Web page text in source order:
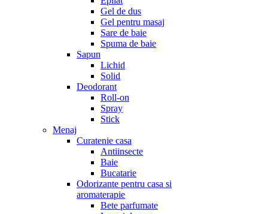
Gel de dus
Gel pentru masaj
Sare de baie
Spuma de baie
Sapun
Lichid
Solid
Deodorant
Roll-on
Spray
Stick
Menaj
Curatenie casa
Antiinsecte
Baie
Bucatarie
Odorizante pentru casa si
aromaterapie
Bete parfumate